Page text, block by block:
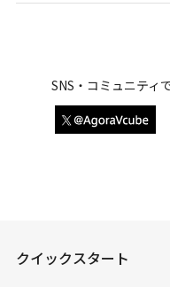
クイックスタート
SNS・コミュニティ